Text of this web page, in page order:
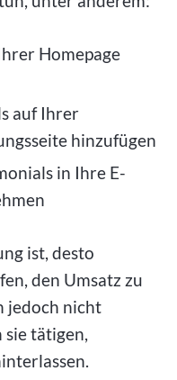
Homepage
auf Ihrer
hinzufügen
in Ihre E-
ist, desto
den Umsatz zu
jedoch nicht
tätigen,